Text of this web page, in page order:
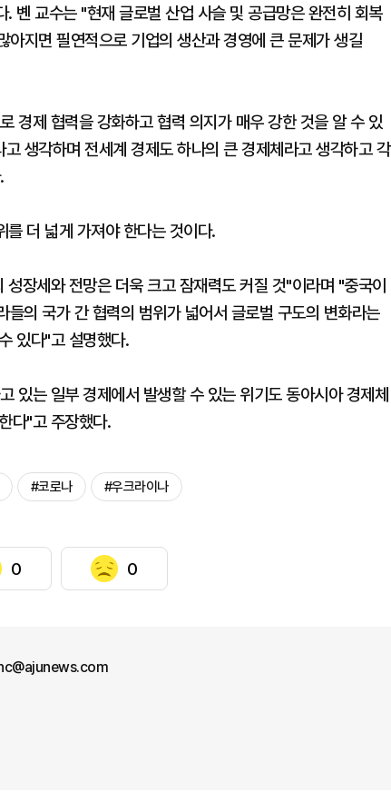
볜 교수는 "현재 글로벌 산업 사슬 및 공급망은 완전히 회복
지면 필연적으로 기업의 생산과 경영에 큰 문제가 생길
경제 협력을 강화하고 협력 의지가 매우 강한 것을 알 수 있
생각하며 전세계 경제도 하나의 큰 경제체라고 생각하고 각
더 넓게 가져야 한다는 것이다.
장세와 전망은 더욱 크고 잠재력도 커질 것"이라며 "중국이
의 국가 간 협력의 범위가 넓어서 글로벌 구도의 변화라는
있다"고 설명했다.
있는 일부 경제에서 발생할 수 있는 위기도 동아시아 경제체
다"고 주장했다.
#코로나 #우크라이나
0 0